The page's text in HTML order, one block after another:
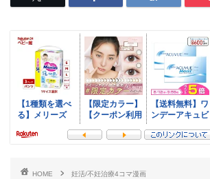
HOME
妊活/不妊治療4コマ漫画